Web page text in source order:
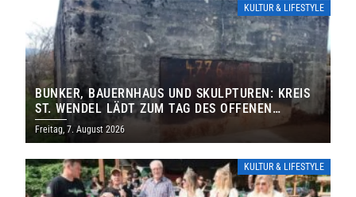
KULTUR & LIFESTYLE
BUNKER, BAUERNHAUS UND SKULPTUREN: KREIS
ST. WENDEL LÄDT ZUM TAG DES OFFENEN
DENKMALS EIN
Freitag, 7. August 2026
KULTUR & LIFESTYLE